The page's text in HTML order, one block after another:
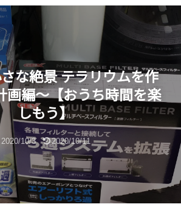
な絶景 テラリウムを作
画編～【おうち時間を楽
しもう】
2020/10/3 2020/10/11